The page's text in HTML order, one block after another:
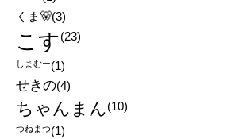
くま🐻(3)
こす(23)
しまむー(1)
せきの(4)
ちゃんまん(10)
つねまつ(1)